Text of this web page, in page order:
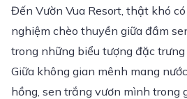
Đến Vườn Vua Resort, thật khó
nghiệm chèo thuyền giữa đầm
trong những biểu tượng đặc
Giữa không gian mênh mang
hồng, sen trắng vươn mình trong